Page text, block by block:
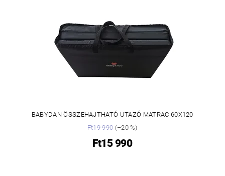
BABYDAN ÖSSZEHAJTHATÓ UTAZÓ MATRAC 60X120
Ft19 990(–20 %)
Ft15 990